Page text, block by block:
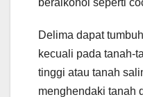
Delima dapat
kecuali pada tanah-
tinggi atau tanah
menghendaki tanah